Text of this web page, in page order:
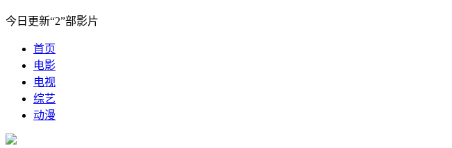
今日更新“2”部影片
首页
电影
电视
综艺
动漫